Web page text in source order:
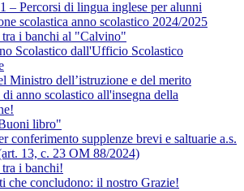
– Percorsi di lingua inglese per alunni
scolastica anno scolastico 2024/2025
tra i banchi al "Calvino"
Scolastico dall'Ufficio Scolastico
Ministro dell’istruzione e del merito
anno scolastico all'insegna della
libro"
conferimento supplenze brevi e saltuarie a.s.
13, c. 23 OM 88/2024)
tra i banchi!
che concludono: il nostro Grazie!